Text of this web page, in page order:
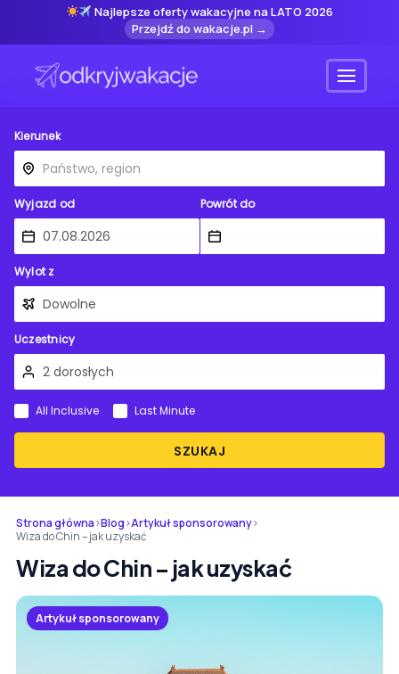
Najlepsze oferty wakacyjne na LATO 2026
Przejdź do wakacje.pl →
Menu
Kierunek
Wyjazd od Powrót do
Wylot z
Uczestnicy
SZUKAJ
All Inclusive Last Minute
Strona główna›Blog›Artykuł sponsorowany›
Wiza do Chin – jak uzyskać
Wiza do Chin – jak uzyskać
Artykuł sponsorowany